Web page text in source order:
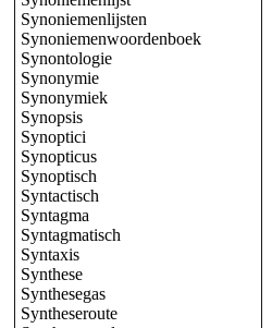
Synoniemenlijsten
Synoniemenwoordenboek
Synontologie
Synonymie
Synonymiek
Synopsis
Synoptici
Synopticus
Synoptisch
Syntactisch
Syntagma
Syntagmatisch
Syntaxis
Synthese
Synthesegas
Syntheseroute